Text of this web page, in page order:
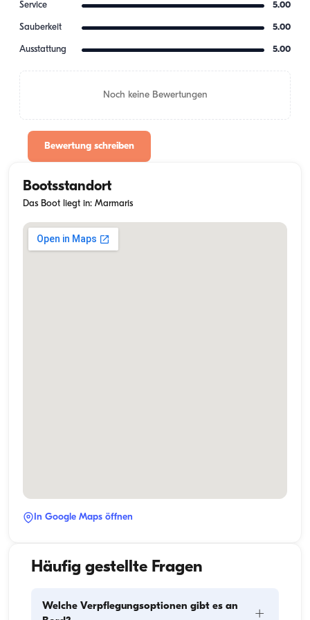
Service 5.00
Sauberkeit 5.00
Ausstattung 5.00
Noch keine Bewertungen
Bewertung schreiben
Bootsstandort
Das Boot liegt in: Marmaris
In Google Maps öffnen
Häufig gestellte Fragen
Welche Verpflegungsoptionen gibt es an
+